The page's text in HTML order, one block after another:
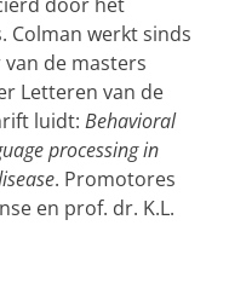
Colman werkt sinds
de masters
Letteren van de
luidt: Behavioral
processing in
. Promotores
en prof. dr. K.L.